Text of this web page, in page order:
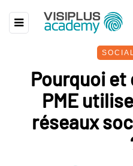
Pourquoi
PME
réseaux